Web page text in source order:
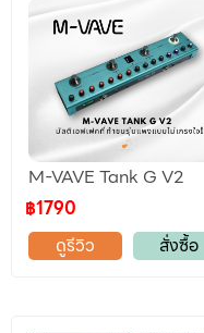
M-VAVE Tank G V2
฿1790
ดูรีวิว
สั่งซื้อ